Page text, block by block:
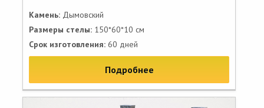
Камень: Дымовский
Размеры стелы: 150*60*10 см
Срок изготовления: 60 дней
Подробнее